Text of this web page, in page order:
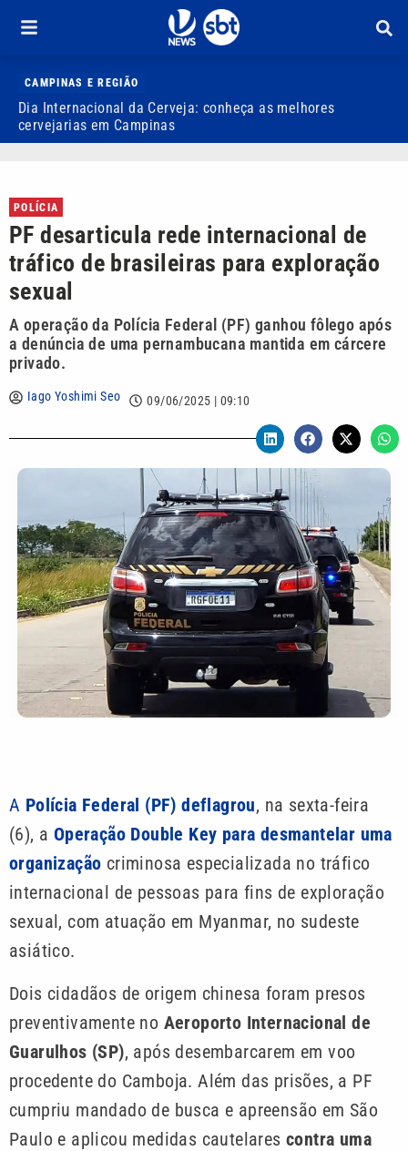
CAMPINAS E REGIÃO
Dia Internacional da Cerveja: conheça as melhores
cervejarias em Campinas
POLÍCIA
PF desarticula rede internacional de
tráfico de brasileiras para exploração
sexual
A operação da Polícia Federal (PF) ganhou fôlego após
a denúncia de uma pernambucana mantida em cárcere
privado.
Iago Yoshimi Seo 09/06/2025 | 09:10
A Polícia Federal (PF) deflagrou, na sexta-feira
(6), a Operação Double Key para desmantelar uma
organização criminosa especializada no tráfico
internacional de pessoas para fins de exploração
sexual, com atuação em Myanmar, no sudeste
asiático.
Dois cidadãos de origem chinesa foram presos
preventivamente no Aeroporto Internacional de
Guarulhos (SP), após desembarcarem em voo
procedente do Camboja. Além das prisões, a PF
cumpriu mandado de busca e apreensão em São
Paulo e aplicou medidas cautelares contra uma